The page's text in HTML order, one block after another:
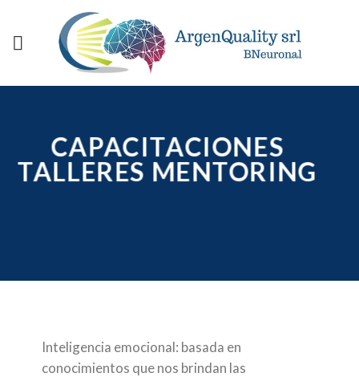
content
CAPACITACIONES
TALLERES MENTORING
Inteligencia emocional: basada en
conocimientos que nos brindan las